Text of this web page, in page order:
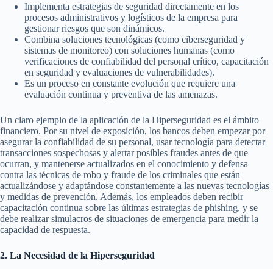
Implementa estrategias de seguridad directamente en los
procesos administrativos y logísticos de la empresa para
gestionar riesgos que son dinámicos.
Combina soluciones tecnológicas (como ciberseguridad y
sistemas de monitoreo) con soluciones humanas (como
verificaciones de confiabilidad del personal crítico, capacitación
en seguridad y evaluaciones de vulnerabilidades).
Es un proceso en constante evolución que requiere una
evaluación continua y preventiva de las amenazas.
Un claro ejemplo de la aplicación de la Hiperseguridad es el ámbito
financiero. Por su nivel de exposición, los bancos deben empezar por
asegurar la confiabilidad de su personal, usar tecnología para detectar
transacciones sospechosas y alertar posibles fraudes antes de que
ocurran, y mantenerse actualizados en el conocimiento y defensa
contra las técnicas de robo y fraude de los criminales que están
actualizándose y adaptándose constantemente a las nuevas tecnologías
y medidas de prevención. Además, los empleados deben recibir
capacitación continua sobre las últimas estrategias de phishing, y se
debe realizar simulacros de situaciones de emergencia para medir la
capacidad de respuesta.
2. La Necesidad de la Hiperseguridad